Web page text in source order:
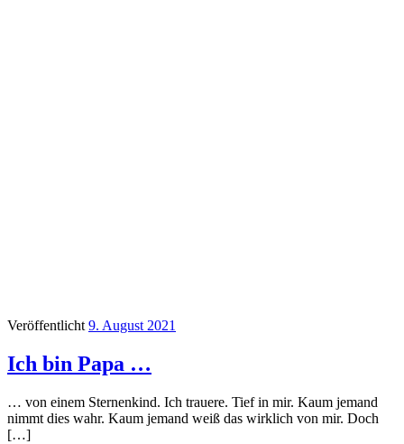
Veröffentlicht 9. August 2021
Ich bin Papa …
… von einem Sternenkind. Ich trauere. Tief in mir. Kaum jemand
nimmt dies wahr. Kaum jemand weiß das wirklich von mir. Doch
[…]